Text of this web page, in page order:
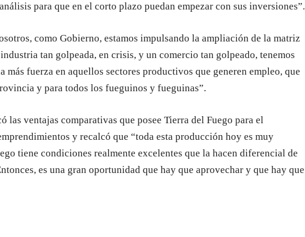
para que en el corto plazo puedan empezar con sus inversiones”.
como Gobierno, estamos impulsando la ampliación de la matriz
tan golpeada, en crisis, y un comercio tan golpeado, tenemos
más fuerza en aquellos sectores productivos que generen empleo, que
y para todos los fueguinos y fueguinas”.
las ventajas comparativas que posee Tierra del Fuego para el
y recalcó que “toda esta producción hoy es muy
tiene condiciones realmente excelentes que la hacen diferencial de
es una gran oportunidad que hay que aprovechar y que hay que